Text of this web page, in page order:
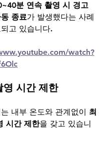
분 연속 촬영 시 경고
종료가 발생했다는 사례
고 있습니다.
watch?
영 시간 제한
내부 온도와 관계없이 최
시간 제한을 갖고 있습니